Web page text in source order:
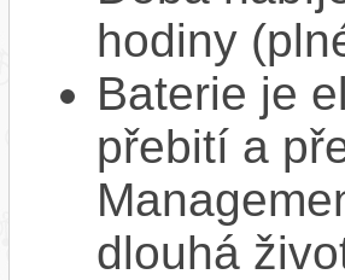
hodiny
Baterie je
přebití a
dlouhá